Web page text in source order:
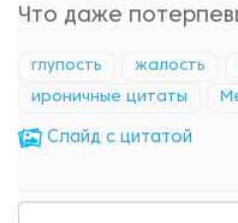
Что даже
глупость жалость
ироничные цитаты
Cлайд с цитатой